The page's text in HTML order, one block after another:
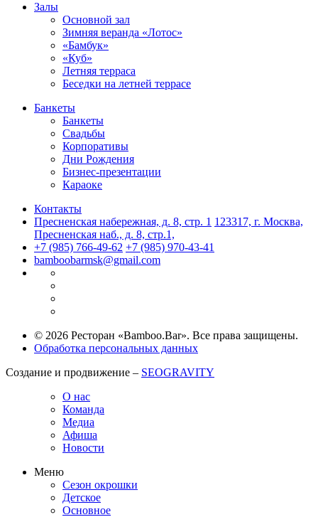
Залы
Основной зал
Зимняя веранда «Лотос»
«Бамбук»
«Куб»
Летняя терраса
Беседки на летней террасе
Банкеты
Банкеты
Свадьбы
Корпоративы
Дни Рождения
Бизнес-презентации
Караоке
Контакты
Пресненская набережная, д. 8, стр. 1 123317, г. Москва,
Пресненская наб., д. 8, стр.1,
+7 (985) 766-49-62 +7 (985) 970-43-41
bamboobarmsk@gmail.com
© 2026 Ресторан «Bamboo.Bar». Все права защищены.
Обработка персональных данных
Создание и продвижение – SEOGRAVITY
О нас
Команда
Медиа
Афиша
Новости
Меню
Сезон окрошки
Детское
Основное